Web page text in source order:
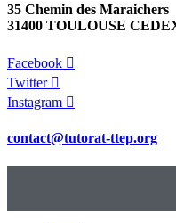
35 Chemin des Maraichers
31400 TOULOUSE
Facebook
Twitter
Instagram
contact@tutorat-ttep.org